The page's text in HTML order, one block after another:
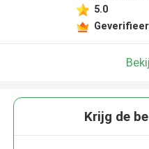
5.0
Krijg de